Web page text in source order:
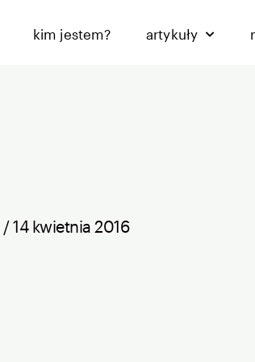
kim jestem? artykuły
/14 kwietnia 2016